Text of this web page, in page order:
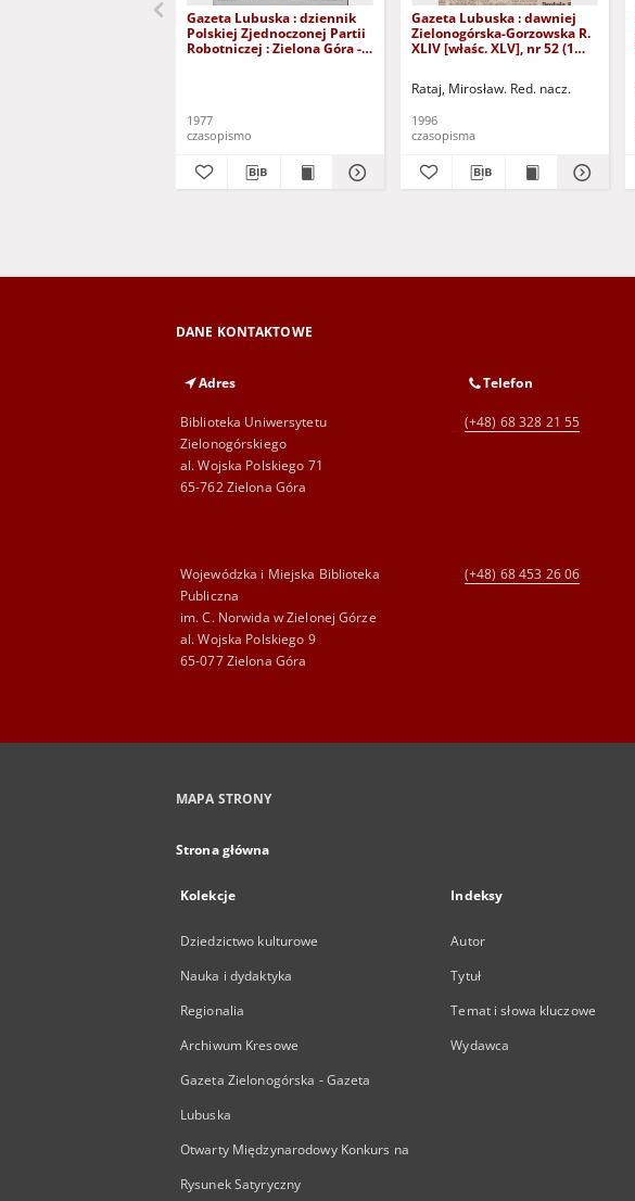
Gazeta Lubuska : dziennik
Polskiej Zjednoczonej Partii
Robotniczej : Zielona Góra -
1977
czasopismo
Gazeta Lubuska : dawniej
Zielonogórska-Gorzowska R.
XLIV [właśc. XLV], nr 52 (1
Rataj, Mirosław. Red. nacz.
1996
czasopisma
DANE KONTAKTOWE
Adres
Biblioteka Uniwersytetu
Zielonogórskiego
al. Wojska Polskiego 71
65-762 Zielona Góra
Telefon
(+48) 68 328 21 55
Wojewódzka i Miejska Biblioteka
Publiczna
im. C. Norwida w Zielonej Górze
al. Wojska Polskiego 9
65-077 Zielona Góra
(+48) 68 453 26 06
MAPA STRONY
Strona główna
Kolekcje
Dziedzictwo kulturowe
Nauka i dydaktyka
Regionalia
Archiwum Kresowe
Gazeta Zielonogórska - Gazeta
Lubuska
Otwarty Międzynarodowy Konkurs na
Rysunek Satyryczny
Indeksy
Autor
Tytuł
Temat i słowa kluczowe
Wydawca